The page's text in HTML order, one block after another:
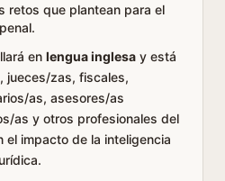
retos que plantean para el
en lengua inglesa y está
jueces/zas, fiscales,
as, asesores/as
as y otros profesionales del
el impacto de la inteligencia